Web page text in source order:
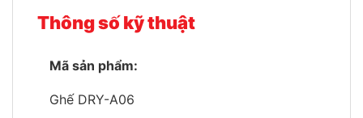
Thông số kỹ thuật
Mã sản phẩm:
Ghế DRY-A06